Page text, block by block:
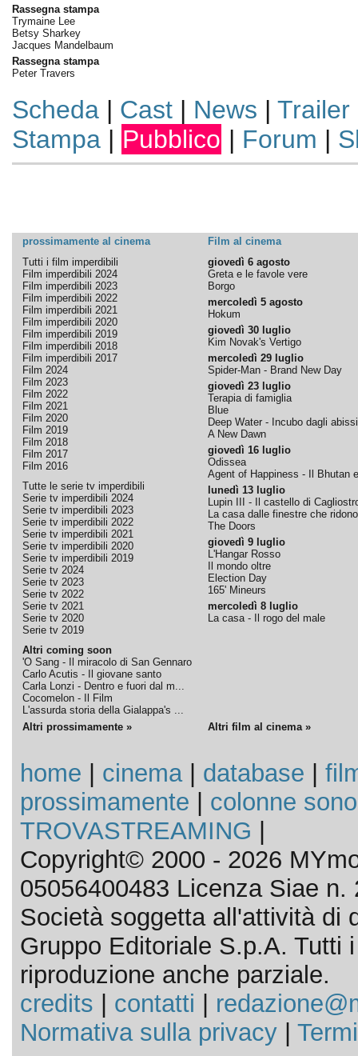
Rassegna stampa
Trymaine Lee
Betsy Sharkey
Jacques Mandelbaum
Rassegna stampa
Peter Travers
Scheda| Cast| News | Trailer
Stampa| Pubblico | Forum |
prossimamente al cinema
Film al cinema
Tutti i film imperdibili
Film imperdibili 2024
Film imperdibili 2023
Film imperdibili 2022
Film imperdibili 2021
Film imperdibili 2020
Film imperdibili 2019
Film imperdibili 2018
Film imperdibili 2017
Film 2024
Film 2023
Film 2022
Film 2021
Film 2020
Film 2019
Film 2018
Film 2017
Film 2016
Tutte le serie tv imperdibili
Serie tv imperdibili 2024
Serie tv imperdibili 2023
Serie tv imperdibili 2022
Serie tv imperdibili 2021
Serie tv imperdibili 2020
Serie tv imperdibili 2019
Serie tv 2024
Serie tv 2023
Serie tv 2022
Serie tv 2021
Serie tv 2020
Serie tv 2019
Altri coming soon
'O Sang - Il miracolo di San Gennaro
Carlo Acutis - Il giovane santo
Carla Lonzi - Dentro e fuori dal m...
Cocomelon - Il Film
L'assurda storia della Gialappa's ...
giovedì 6 agosto
Greta e le favole vere
Borgo
mercoledì 5 agosto
Hokum
giovedì 30 luglio
Kim Novak's Vertigo
mercoledì 29 luglio
Spider-Man - Brand New Day
giovedì 23 luglio
Terapia di famiglia
Blue
Deep Water - Incubo dagli abissi
A New Dawn
giovedì 16 luglio
Odissea
Agent of Happiness - Il Bhutan
lunedì 13 luglio
Lupin III - Il castello di
La casa dalle finestre che ridono
The Doors
giovedì 9 luglio
L'Hangar Rosso
Il mondo oltre
Election Day
165' Mineurs
mercoledì 8 luglio
La casa - Il rogo del male
Altri prossimamente » Altri film al cinema »
home cinema| database
prossimamente
colonne
TROVASTREAMING
Copyright© 2000 - 2026
05056400483 Licenza Siae n.
Società soggetta all'attività di
Gruppo Editoriale S.p.A. Tutti
riproduzione anche parziale.
credits
contatti
Normativa sulla privacy|